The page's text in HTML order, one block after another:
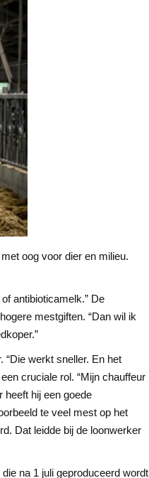
oog voor dier en milieu.
antibioticamelk.” De
mestgiften. “Dan wil ik
werkt sneller. En het
cruciale rol. “Mijn chauffeur
heeft hij een goede
te veel mest op het
Dat leidde bij de loonwerker
na 1 juli geproduceerd wordt